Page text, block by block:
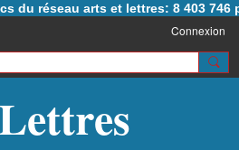
du réseau arts et lettres: 8 403 746
Connexion